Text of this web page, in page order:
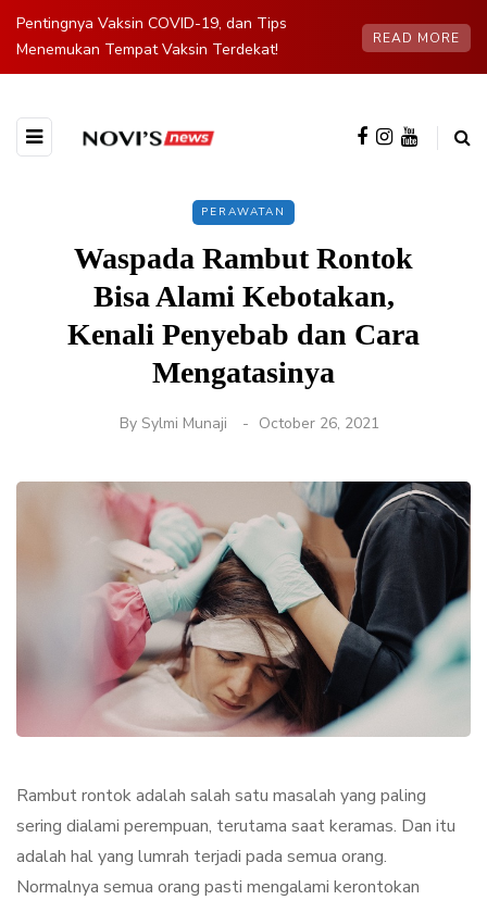
Pentingnya Vaksin COVID-19, dan Tips
Menemukan Tempat Vaksin Terdekat!
READ MORE
PERAWATAN
Waspada Rambut Rontok
Bisa Alami Kebotakan,
Kenali Penyebab dan Cara
Mengatasinya
By Sylmi Munaji October 26, 2021
Rambut rontok adalah salah satu masalah yang paling
sering dialami perempuan, terutama saat keramas. Dan itu
adalah hal yang lumrah terjadi pada semua orang.
Normalnya semua orang pasti mengalami kerontokan